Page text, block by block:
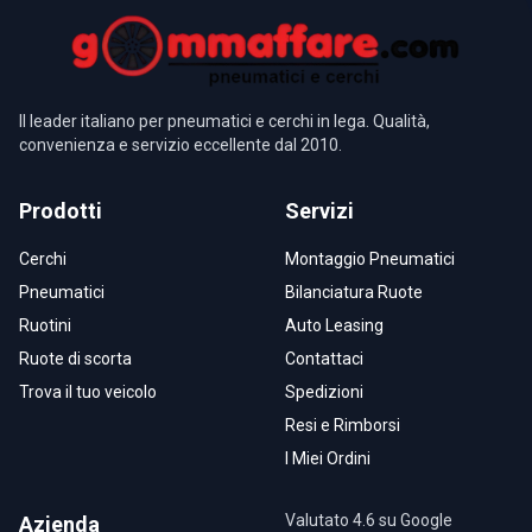
Il leader italiano per pneumatici e cerchi in lega. Qualità,
convenienza e servizio eccellente dal 2010.
Prodotti
Cerchi
Pneumatici
Ruotini
Ruote di scorta
Trova il tuo veicolo
Servizi
Montaggio Pneumatici
Bilanciatura Ruote
Auto Leasing
Contattaci
Spedizioni
Resi e Rimborsi
I Miei Ordini
Azienda Valutato 4.6 su Google